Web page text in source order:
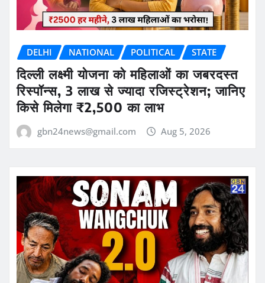
DELHI NATIONAL POLITICAL STATE
दिल्ली लक्ष्मी योजना को महिलाओं का जबरदस्त
रिस्पॉन्स, 3 लाख से ज्यादा रजिस्ट्रेशन; जानिए
किसे मिलेगा ₹2,500 का लाभ
gbn24news@gmail.com Aug 5, 2026